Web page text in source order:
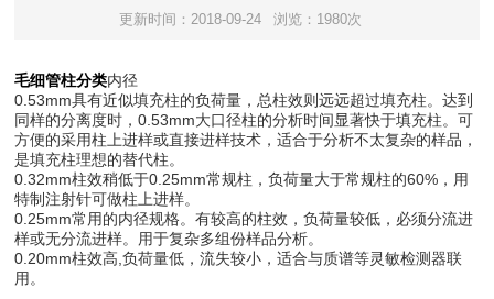
更新时间：2018-09-24 浏览：1980次
毛细管柱分类内径
0.53mm具有近似填充柱的负荷量，总柱效则远远超过填充柱。达到
同样的分离度时，0.53mm大口径柱的分析时间显著快于填充柱。可
方便的采用柱上进样或直接进样技术，适合于分析不太复杂的样品，
是填充柱理想的替代柱。
0.32mm柱效稍低于0.25mm常规柱，负荷量大于常规柱的60%，用
特制注射针可做柱上进样。
0.25mm常用的内径规格。有较高的柱效，负荷量较低，必须分流进
样或无分流进样。用于复杂多组份样品分析。
0.20mm柱效高,负荷量低，流失较小，适合与质谱等灵敏检测器联
用。